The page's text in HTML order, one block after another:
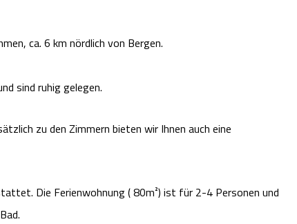
ca. 6 km nördlich von Bergen.
sind ruhig gelegen.
zu den Zimmern bieten wir Ihnen auch eine
Die Ferienwohnung ( 80m²) ist für 2-4 Personen und